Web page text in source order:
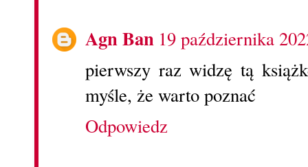
Agn Ban 19 października
pierwszy raz widzę tą
myśle, że warto poznać
Odpowiedz